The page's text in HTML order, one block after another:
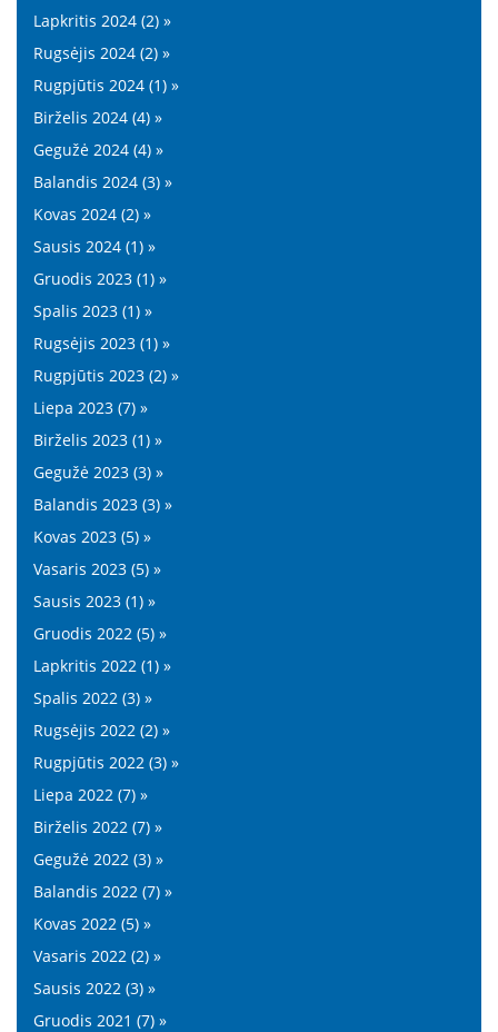
Lapkritis 2024 (2) »
Rugsėjis 2024 (2) »
Rugpjūtis 2024 (1) »
Birželis 2024 (4) »
Gegužė 2024 (4) »
Balandis 2024 (3) »
Kovas 2024 (2) »
Sausis 2024 (1) »
Gruodis 2023 (1) »
Spalis 2023 (1) »
Rugsėjis 2023 (1) »
Rugpjūtis 2023 (2) »
Liepa 2023 (7) »
Birželis 2023 (1) »
Gegužė 2023 (3) »
Balandis 2023 (3) »
Kovas 2023 (5) »
Vasaris 2023 (5) »
Sausis 2023 (1) »
Gruodis 2022 (5) »
Lapkritis 2022 (1) »
Spalis 2022 (3) »
Rugsėjis 2022 (2) »
Rugpjūtis 2022 (3) »
Liepa 2022 (7) »
Birželis 2022 (7) »
Gegužė 2022 (3) »
Balandis 2022 (7) »
Kovas 2022 (5) »
Vasaris 2022 (2) »
Sausis 2022 (3) »
Gruodis 2021 (7) »